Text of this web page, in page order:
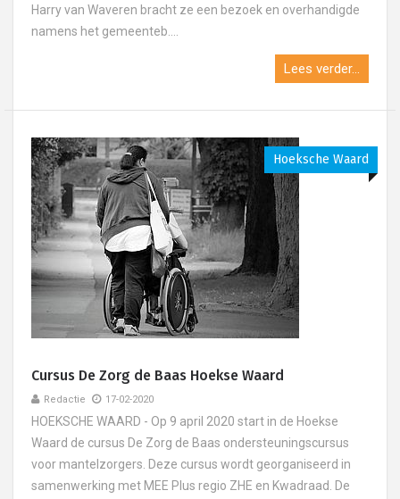
Harry van Waveren bracht ze een bezoek en overhandigde
namens het gemeenteb....
Lees verder...
Hoeksche Waard
Cursus De Zorg de Baas Hoekse Waard
Redactie 17-02-2020
HOEKSCHE WAARD - Op 9 april 2020 start in de Hoekse
Waard de cursus De Zorg de Baas ondersteuningscursus
voor mantelzorgers. Deze cursus wordt georganiseerd in
samenwerking met MEE Plus regio ZHE en Kwadraad. De